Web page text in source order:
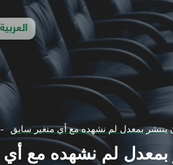
العربية
ينتشر بمعدل لم نشهده مع أي متغير سابق
بمعدل لم نشهده مع